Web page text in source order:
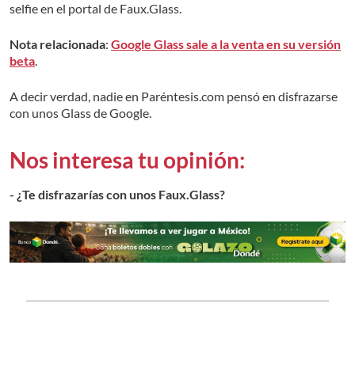
selfie en el portal de Faux.Glass.
Nota relacionada: Google Glass sale a la venta en su versión
beta
A decir verdad, nadie en Paréntesis.com pensó en disfrazarse
con unos Glass de Google.
Nos interesa tu opinión:
- ¿Te disfrazarías con unos Faux.Glass?